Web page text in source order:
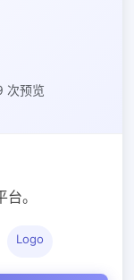
次预览
。
Logo